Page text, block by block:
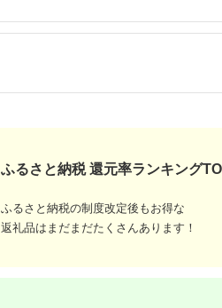
阿波尾鶏 ソーセージ
5.0
「リーガロイヤルホテ
5.0
ふるさと納税 還元率ランキング
ふるさと納税の制度改定後もお得な
返礼品はまだまだたくさんあります！